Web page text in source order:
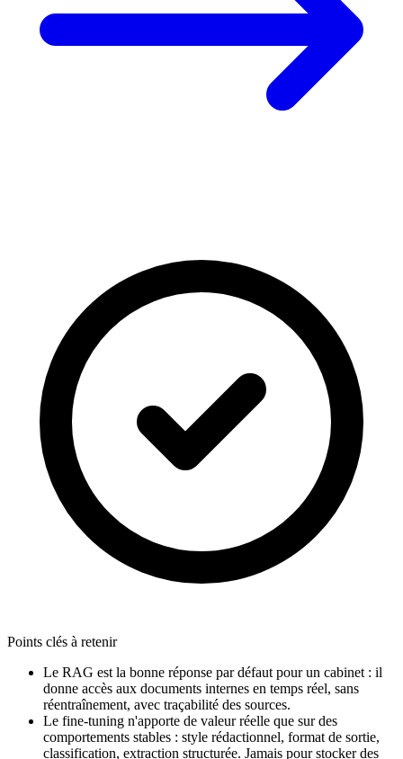
Points clés à retenir
Le RAG est la bonne réponse par défaut pour un cabinet : il
donne accès aux documents internes en temps réel, sans
réentraînement, avec traçabilité des sources.
Le fine-tuning n'apporte de valeur réelle que sur des
comportements stables : style rédactionnel, format de sortie,
classification, extraction structurée. Jamais pour stocker des